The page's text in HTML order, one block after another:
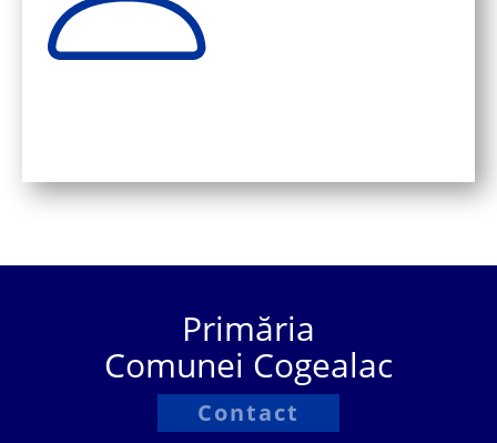
Primăria
Comunei Cogealac
Contact